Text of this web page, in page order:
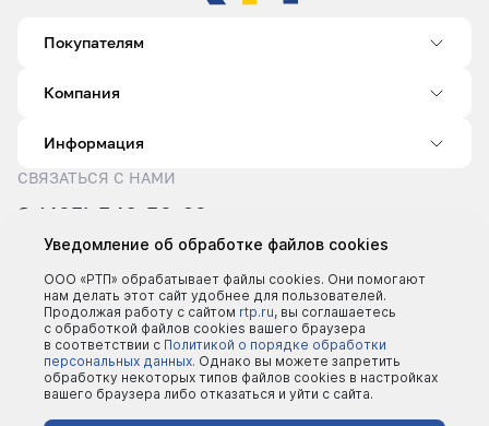
Покупателям
Компания
Информация
СВЯЗАТЬСЯ С НАМИ
8 (495) 540-52-62
sale@rtp.ru
Пн–Пт: 9:00–18:00
©2000 - 2026 | Все права защищены
Уведомление об обработке файлов cookies
ООО «РТП» обрабатывает файлы cookies. Они помогают
нам делать этот сайт удобнее для пользователей.
Продолжая работу с сайтом rtp.ru, вы соглашаетесь
с обработкой файлов cookies вашего браузера
в соответствии с Политикой о порядке обработки
персональных данных. Однако вы можете запретить
обработку некоторых типов файлов cookies в настройках
вашего браузера либо отказаться и уйти с сайта.